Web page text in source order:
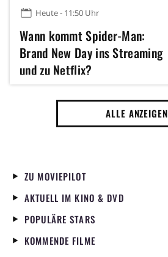
Heute - 11:50 Uhr
Wann kommt Spider-Man:
Brand New Day ins Streaming
und zu Netflix?
ALLE ANZEIGEN
ZU MOVIEPILOT
AKTUELL IM KINO & DVD
POPULÄRE STARS
KOMMENDE FILME